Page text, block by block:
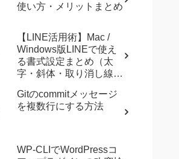
使い方・メリットまとめ
【LINE活用術】Mac /
Windows版LINEで使え
る書式設定まとめ（太
字・斜体・取り消し線・
Gitのcommitメッセージ
を複数行にする方法
WP-CLIでWordPressコ